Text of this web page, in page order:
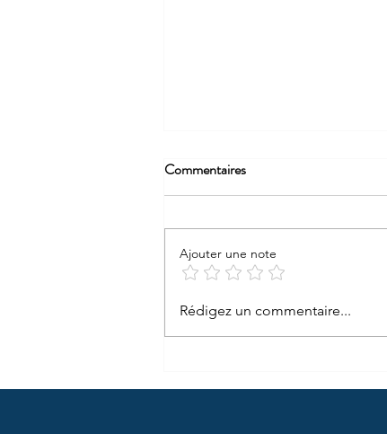
La princesse Élisabeth à la une de
la presse internationale
Commentaires
Ajouter une note
Rédigez un commentaire...